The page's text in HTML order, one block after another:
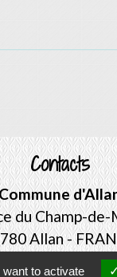
Contacts
du Champ-de-
Allan -
+33 4 75 46 60
to activate